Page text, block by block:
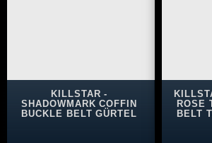
KILLSTAR -
SHADOWMARK COFFIN
BUCKLE BELT GÜRTEL
ROSE
BELT